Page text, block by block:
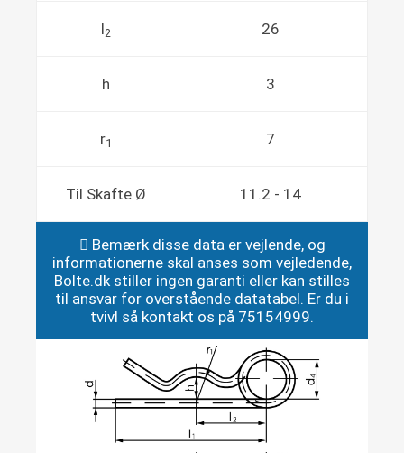
l2 26
h 3
r1 7
Til Skafte Ø 11.2 - 14
Bemærk disse data er vejlende, og
informationerne skal anses som vejledende,
Bolte.dk stiller ingen garanti eller kan stilles
til ansvar for overstående datatabel. Er du i
tvivl så kontakt os på 75154999.